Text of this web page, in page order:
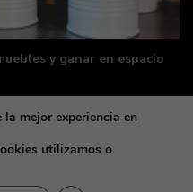
y ganar en espacio
mejor experiencia en
utilizamos o